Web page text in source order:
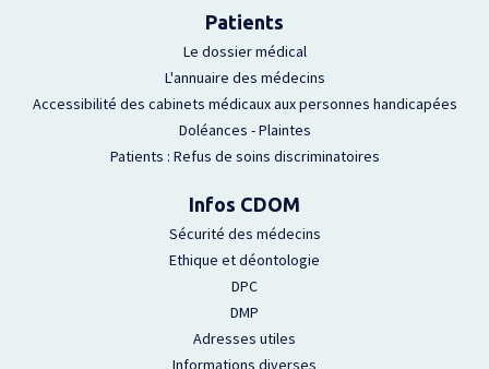
Patients
Le dossier médical
L'annuaire des médecins
Accessibilité des cabinets médicaux aux personnes handicapées
Doléances - Plaintes
Patients : Refus de soins discriminatoires
Infos CDOM
Sécurité des médecins
Ethique et déontologie
DPC
DMP
Adresses utiles
Informations diverses